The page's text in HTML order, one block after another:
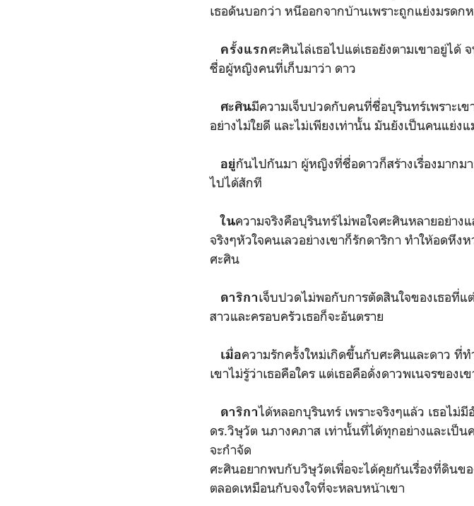
เธอดันบอกว่า หนีออกจากบ้านเพราะถูกแย่งมรดก
ครั้งแรกศะศินไล่เธอไปแต่เธอยังตามเขาอยู่ไ
ชื่อผู้หญิงคนที่เก็บมาว่า ดาว
ศะศินมีความเจ็บปวดกับคนที่ชื่อบุรินทร์เพราะเข
อย่างไม่ใยดี และไม่เพียงเท่านั้น มันยังเป็นคนแย่ง
อยู่กันไปกันมา ผู้หญิงที่ชื่อดาวก็สร้างเรื่องมากม
ไปได้สักที
ในความจริงคือบุรินทร์ไม่พอใจศะศินหลายอย่าง
จริงๆหัวใจคนเลวอย่างเขาก็รักดาริกา ทำให้อดหึง
ศะศิน
ดาริกาเจ็บปวดไม่พอกับการตัดสินใจของเธอที่
สาวและครอบครัวเธอก็จะอันตราย
เมื่อความรักครั้งใหม่เกิดขึ้นกับศะศินและดาว ที่ท
เขาไม่รู้ว่าเธอคือใคร แต่เธอคือดั่งดาวพเนจรของเข
ดาริกาได้หลอกบุรินทร์ เพราะจริงๆแล้ว เธอไม่
ดร.วิษุวัต นภางคภาส เท่านั้นที่ได้ทุกอย่างและเป็
จะกำจัด
ศะศินอยากพบกับวิษุวัตเพื่อจะได้คุยกันเรื่องที่ดินข
ตลอดเหมือนกับจงใจที่จะหลบหน้าเขา